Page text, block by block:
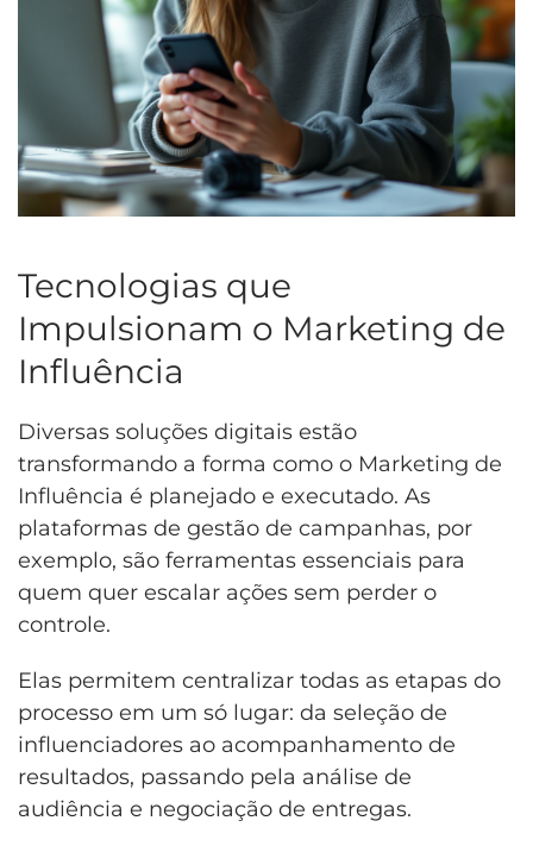
Tecnologias que
Impulsionam o Marketing de
Influência
Diversas soluções digitais estão
transformando a forma como o Marketing de
Influência é planejado e executado. As
plataformas de gestão de campanhas, por
exemplo, são ferramentas essenciais para
quem quer escalar ações sem perder o
controle.
Elas permitem centralizar todas as etapas do
processo em um só lugar: da seleção de
influenciadores ao acompanhamento de
resultados, passando pela análise de
audiência e negociação de entregas.